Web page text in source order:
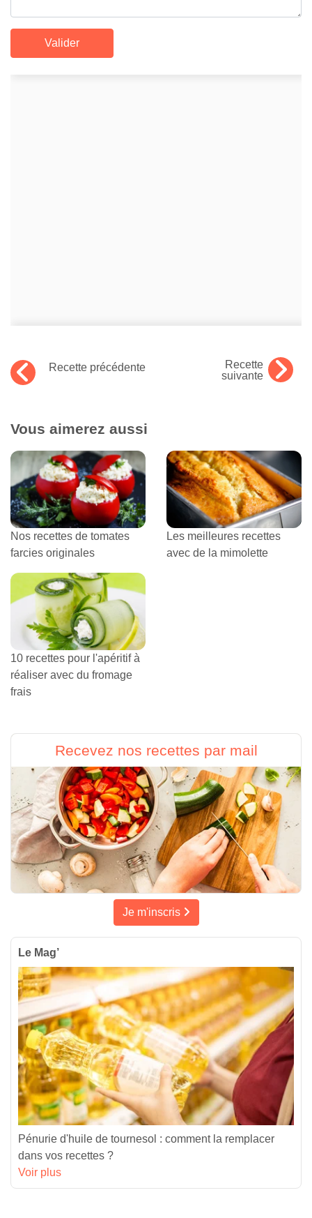
Recette précédente
Recette
suivante
Vous aimerez aussi
Nos recettes de tomates
farcies originales
Les meilleures recettes
avec de la mimolette
10 recettes pour l'apéritif à
réaliser avec du fromage
frais
Recevez nos recettes par mail
Je m'inscris
Le Mag’
Pénurie d'huile de tournesol : comment la remplacer
dans vos recettes ?
Voir plus